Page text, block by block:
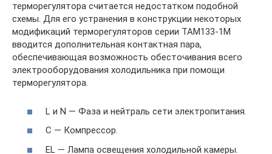
терморегулятора считается недостатком подобной
схемы. Для его устранения в конструкции некоторых
модификаций терморегуляторов серии ТАМ133-1М
вводится дополнительная контактная пара,
обеспечивающая возможность обесточивания всего
электрооборудования холодильника при помощи
терморегулятора.
L и N — Фаза и нейтраль сети электропитания.
C — Компрессор.
EL — Лампа освещения холодильной камеры.